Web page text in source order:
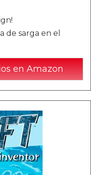
de sarga en el
en Amazon